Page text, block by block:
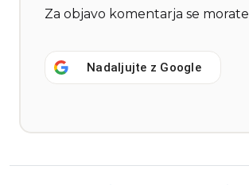
Za objavo komentarja se morate
Nadaljujte z Google